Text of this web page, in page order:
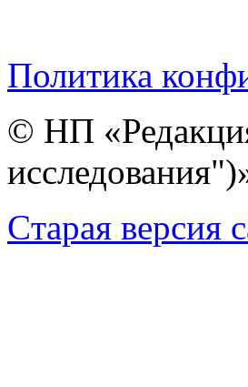
Политика
© НП
Cтарая версия